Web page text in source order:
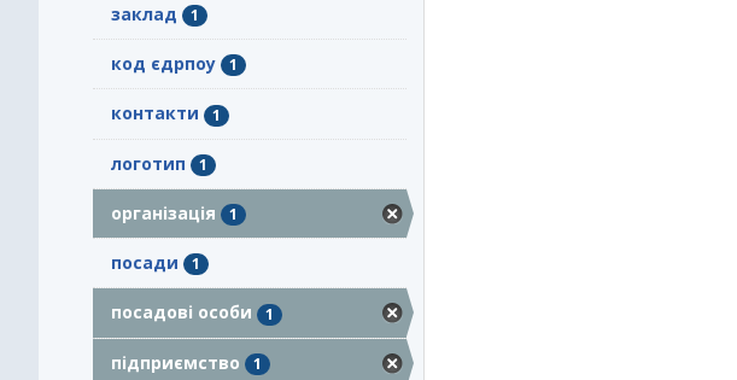
заклад 1
код єдрпоу 1
контакти 1
логотип 1
організація 1
посади 1
посадові особи 1
підприємство 1